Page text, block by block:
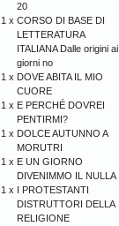
20
1 x CORSO DI BASE DI
LETTERATURA
ITALIANA Dalle origini ai
giorni no
1 x DOVE ABITA IL MIO
CUORE
1 x E PERCHÉ DOVREI
PENTIRMI?
1 x DOLCE AUTUNNO A
MORUTRI
1 x E UN GIORNO
DIVENIMMO IL NULLA
1 x I PROTESTANTI
DISTRUTTORI DELLA
RELIGIONE